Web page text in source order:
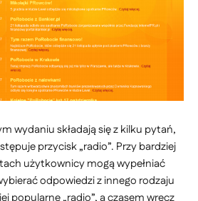
wydaniu składają się z kilku pytań,
przycisk „radio”. Przy bardziej
użytkownicy mogą wypełniać
odpowiedzi z innego rodzaju
popularne „radio”, a czasem wręcz